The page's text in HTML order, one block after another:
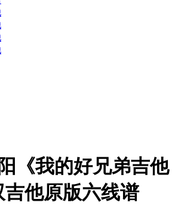
《我的好兄弟吉他
他原版六线谱